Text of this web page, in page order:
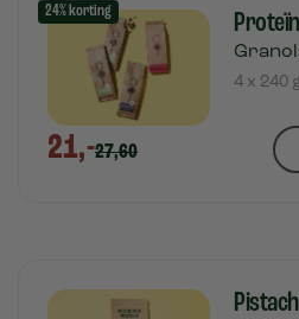
24% korting
4 x 240
21,-27,60